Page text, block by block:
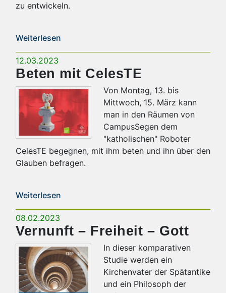
zu entwickeln.
Weiterlesen
12.03.2023
Beten mit CelesTE
Von Montag, 13. bis
Mittwoch, 15. März kann
man in den Räumen von
CampusSegen dem
"katholischen" Roboter
CelesTE begegnen, mit ihm beten und ihn über den
Glauben befragen.
Weiterlesen
08.02.2023
Vernunft – Freiheit – Gott
In dieser komparativen
Studie werden ein
Kirchenvater der Spätantike
und ein Philosoph der